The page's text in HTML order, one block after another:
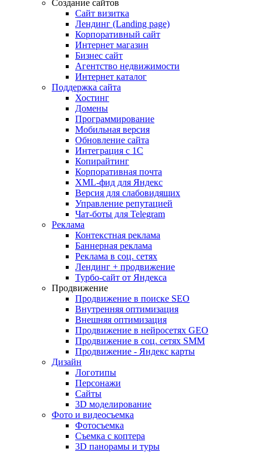
Создание сайтов
Сайт визитка
Лендинг (Landing page)
Корпоративный сайт
Интернет магазин
Бизнес сайт
Агентство недвижимости
Интернет каталог
Поддержка сайта
Хостинг
Домены
Программирование
Мобильная версия
Обновление сайта
Интеграция с 1С
Копирайтинг
Корпоративная почта
XML-фид для Яндекс
Версия для слабовидящих
Управление репутацией
Чат-боты для Telegram
Реклама
Контекстная реклама
Баннерная реклама
Реклама в соц. сетях
Лендинг + продвижение
Турбо-сайт от Яндекса
Продвижение
Продвижение в поиске SEO
Внутренняя оптимизация
Внешняя оптимизация
Продвижение в нейросетях GEO
Продвижение в соц. сетях SMM
Продвижение - Яндекс карты
Дизайн
Логотипы
Персонажи
Сайты
3D моделирование
Фото и видеосъемка
Фотосъемка
Съемка с коптера
3D панорамы и туры